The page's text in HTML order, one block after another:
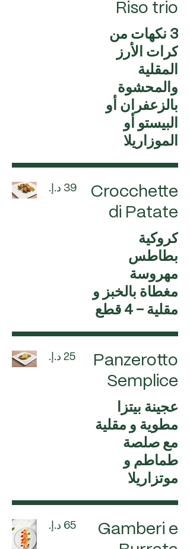
Riso trio
3 نكهات من
كرات الأرز
المقلية
والمحشوة
بالزعفران أو
البيستو أو
الموزاريلا
Crocchette
di Patate
كروكية
بطاطس
مهروسة
مغطاة بالخبز و
مقلية – 4 قطع
Panzerotto
Semplice
عجينة بيتزا
مطوية و مقلية
مع صلصة
طماطم و
موتزاريلا
Gamberi e